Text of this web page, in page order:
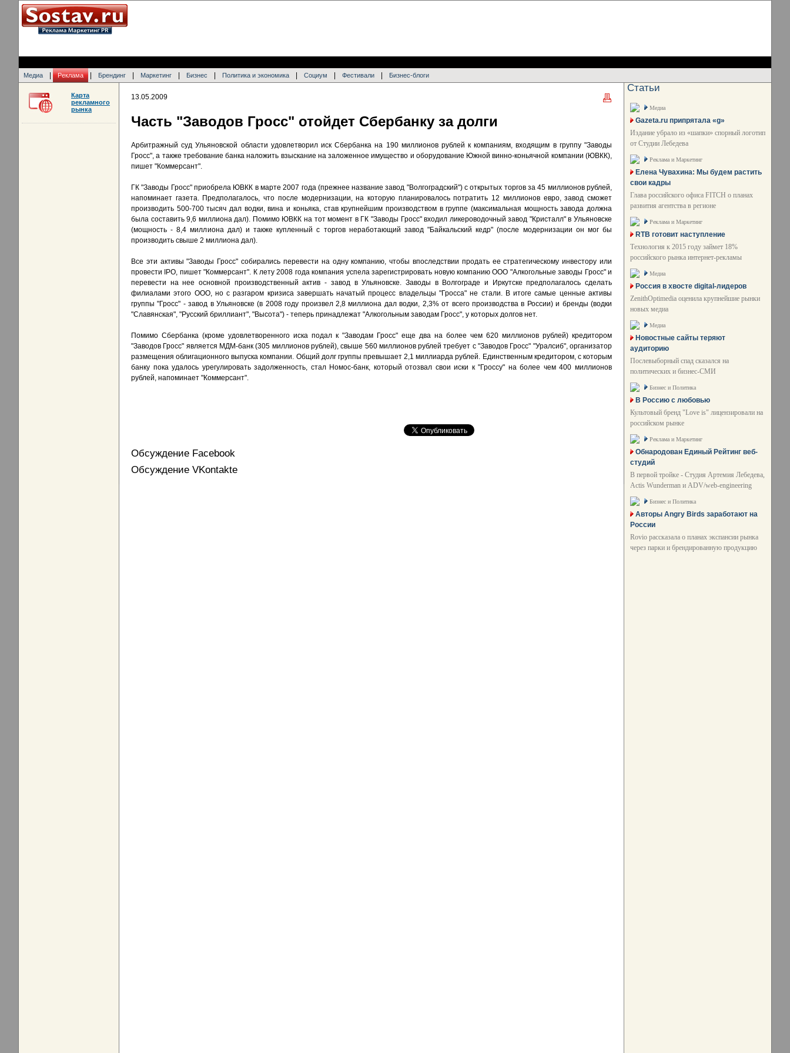
Медиа Реклама Брендинг Маркетинг Бизнес Политика и экономика Социум Фестивали Бизнес-блоги
13.05.2009
Часть "Заводов Гросс" отойдет Сбербанку за долги
Арбитражный суд Ульяновской области удовлетворил иск Сбербанка на 190 миллионов рублей к компаниям, входящим в группу "Заводы
Гросс", а также требование банка наложить взыскание на заложенное имущество и оборудование Южной винно-коньячной компании (ЮВКК),
пишет "Коммерсант".
ГК "Заводы Гросс" приобрела ЮВКК в марте 2007 года (прежнее название завод "Волгоградский") с открытых торгов за 45 миллионов рублей,
напоминает газета. Предполагалось, что после модернизации, на которую планировалось потратить 12 миллионов евро, завод сможет
производить 500-700 тысяч дал водки, вина и коньяка, став крупнейшим производством в группе (максимальная мощность завода должна
была составить 9,6 миллиона дал). Помимо ЮВКК на тот момент в ГК "Заводы Гросс" входил ликероводочный завод "Кристалл" в Ульяновске
(мощность - 8,4 миллиона дал) и также купленный с торгов неработающий завод "Байкальский кедр" (после модернизации он мог бы
производить свыше 2 миллиона дал).
Все эти активы "Заводы Гросс" собирались перевести на одну компанию, чтобы впоследствии продать ее стратегическому инвестору или
провести IPO, пишет "Коммерсант". К лету 2008 года компания успела зарегистрировать новую компанию ООО "Алкогольные заводы Гросс" и
перевести на нее основной производственный актив - завод в Ульяновске. Заводы в Волгограде и Иркутске предполагалось сделать
филиалами этого ООО, но с разгаром кризиса завершать начатый процесс владельцы "Гросса" не стали. В итоге самые ценные активы
группы "Гросс" - завод в Ульяновске (в 2008 году произвел 2,8 миллиона дал водки, 2,3% от всего производства в России) и бренды (водки
"Славянская", "Русский бриллиант", "Высота") - теперь принадлежат "Алкогольным заводам Гросс", у которых долгов нет.
Помимо Сбербанка (кроме удовлетворенного иска подал к "Заводам Гросс" еще два на более чем 620 миллионов рублей) кредитором
"Заводов Гросс" является МДМ-банк (305 миллионов рублей), свыше 560 миллионов рублей требует с "Заводов Гросс" "Уралсиб", организатор
размещения облигационного выпуска компании. Общий долг группы превышает 2,1 миллиарда рублей. Единственным кредитором, с которым
банку пока удалось урегулировать задолженность, стал Номос-банк, который отозвал свои иски к "Гроссу" на более чем 400 миллионов
рублей, напоминает "Коммерсант".
Обсуждение Facebook
Обсуждение VKontakte
Карта
рекламного
рынка
Статьи
Медиа
Gazeta.ru припрятала «g»
Издание убрало из «шапки» спорный логотип
от Студии Лебедева
Реклама и Маркетинг
Елена Чувахина: Мы будем растить
свои кадры
Глава российского офиса FITCH о планах
развития агентства в регионе
Реклама и Маркетинг
RTB готовит наступление
Технология к 2015 году займет 18%
российского рынка интернет-рекламы
Медиа
Россия в хвосте digital-лидеров
ZenithOptimedia оценила крупнейшие рынки
новых медиа
Медиа
Новостные сайты теряют
аудиторию
Послевыборный спад сказался на
политических и бизнес-СМИ
Бизнес и Политика
В Россию с любовью
Культовый бренд "Love is" лицензировали на
российском рынке
Реклама и Маркетинг
Обнародован Единый Рейтинг веб-
студий
В первой тройке - Студия Артемия Лебедева,
Actis Wunderman и ADV/web-engineering
Бизнес и Политика
Авторы Angry Birds заработают на
России
Rovio рассказала о планах экспансии рынка
через парки и брендированную продукцию